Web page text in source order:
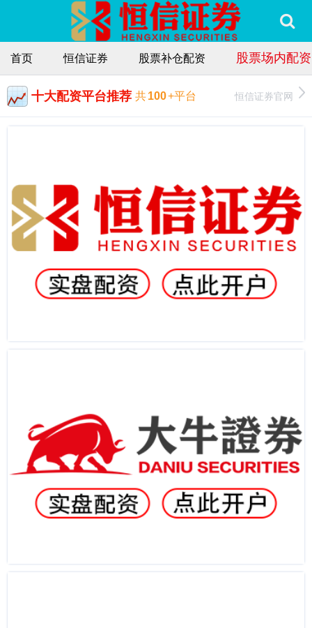
首页 恒信证券 股票补仓配资 股票场内配资
十大配资平台推荐 共100+平台 恒信证券官网